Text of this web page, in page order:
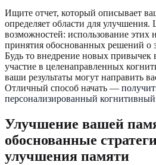
Ищите отчет, который описывает
определяет области для
возможностей: использование этих
принятия обоснованных решений о
Будь то внедрение новых привычек
участие в целенаправленных
ваши результаты могут направить
Отличный способ начать —
персонализированный когнитивный
Улучшение вашей
обоснованные
улучшения памяти